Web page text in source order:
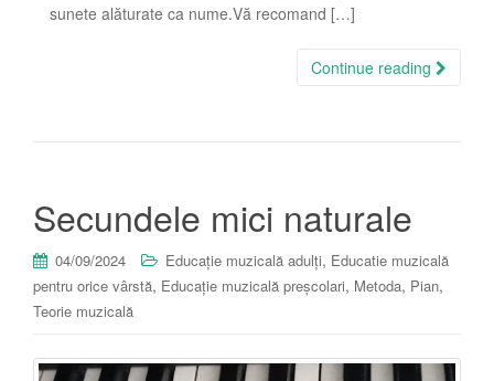
sunete alăturate ca nume.Vă recomand […]
Continue reading
Secundele mici naturale
04/09/2024 Educație muzicală adulți, Educatie muzicală
pentru orice vârstă, Educație muzicală preșcolari, Metoda, Pian,
Teorie muzicală